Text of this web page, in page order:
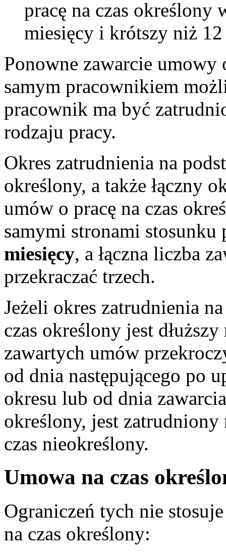
pracę na czas określony
miesięcy i krótszy niż 12
Ponowne zawarcie umowy
samym pracownikiem
pracownik ma być
rodzaju pracy.
Okres zatrudnienia na
określony, a także łączny
umów o pracę na czas
samymi stronami
miesięcy, a łączna liczba
przekraczać trzech.
Jeżeli okres zatrudnienia
czas określony jest
zawartych umów
od dnia następującego po
okresu lub od dnia
określony, jest zatrudniony
czas nieokreślony.
Umowa na czas
Ograniczeń tych nie
na czas określony: